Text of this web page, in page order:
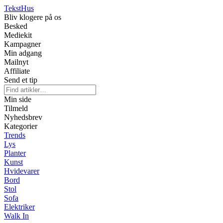
TekstHus
Bliv klogere på os
Besked
Mediekit
Kampagner
Min adgang
Mailnyt
Affiliate
Send et tip
Min side
Tilmeld
Nyhedsbrev
Kategorier
Trends
Lys
Planter
Kunst
Hvidevarer
Bord
Stol
Sofa
Elektriker
Walk In